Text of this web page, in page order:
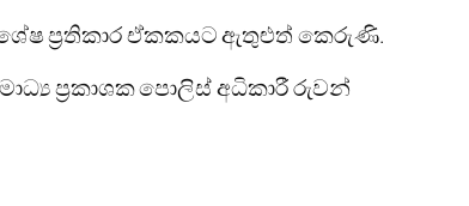
ප්‍රතිකාර ඒකකයට ඇතුළුත් කෙරුණි.
ප්‍රකාශක පොලිස් අධිකාරී රුවන්